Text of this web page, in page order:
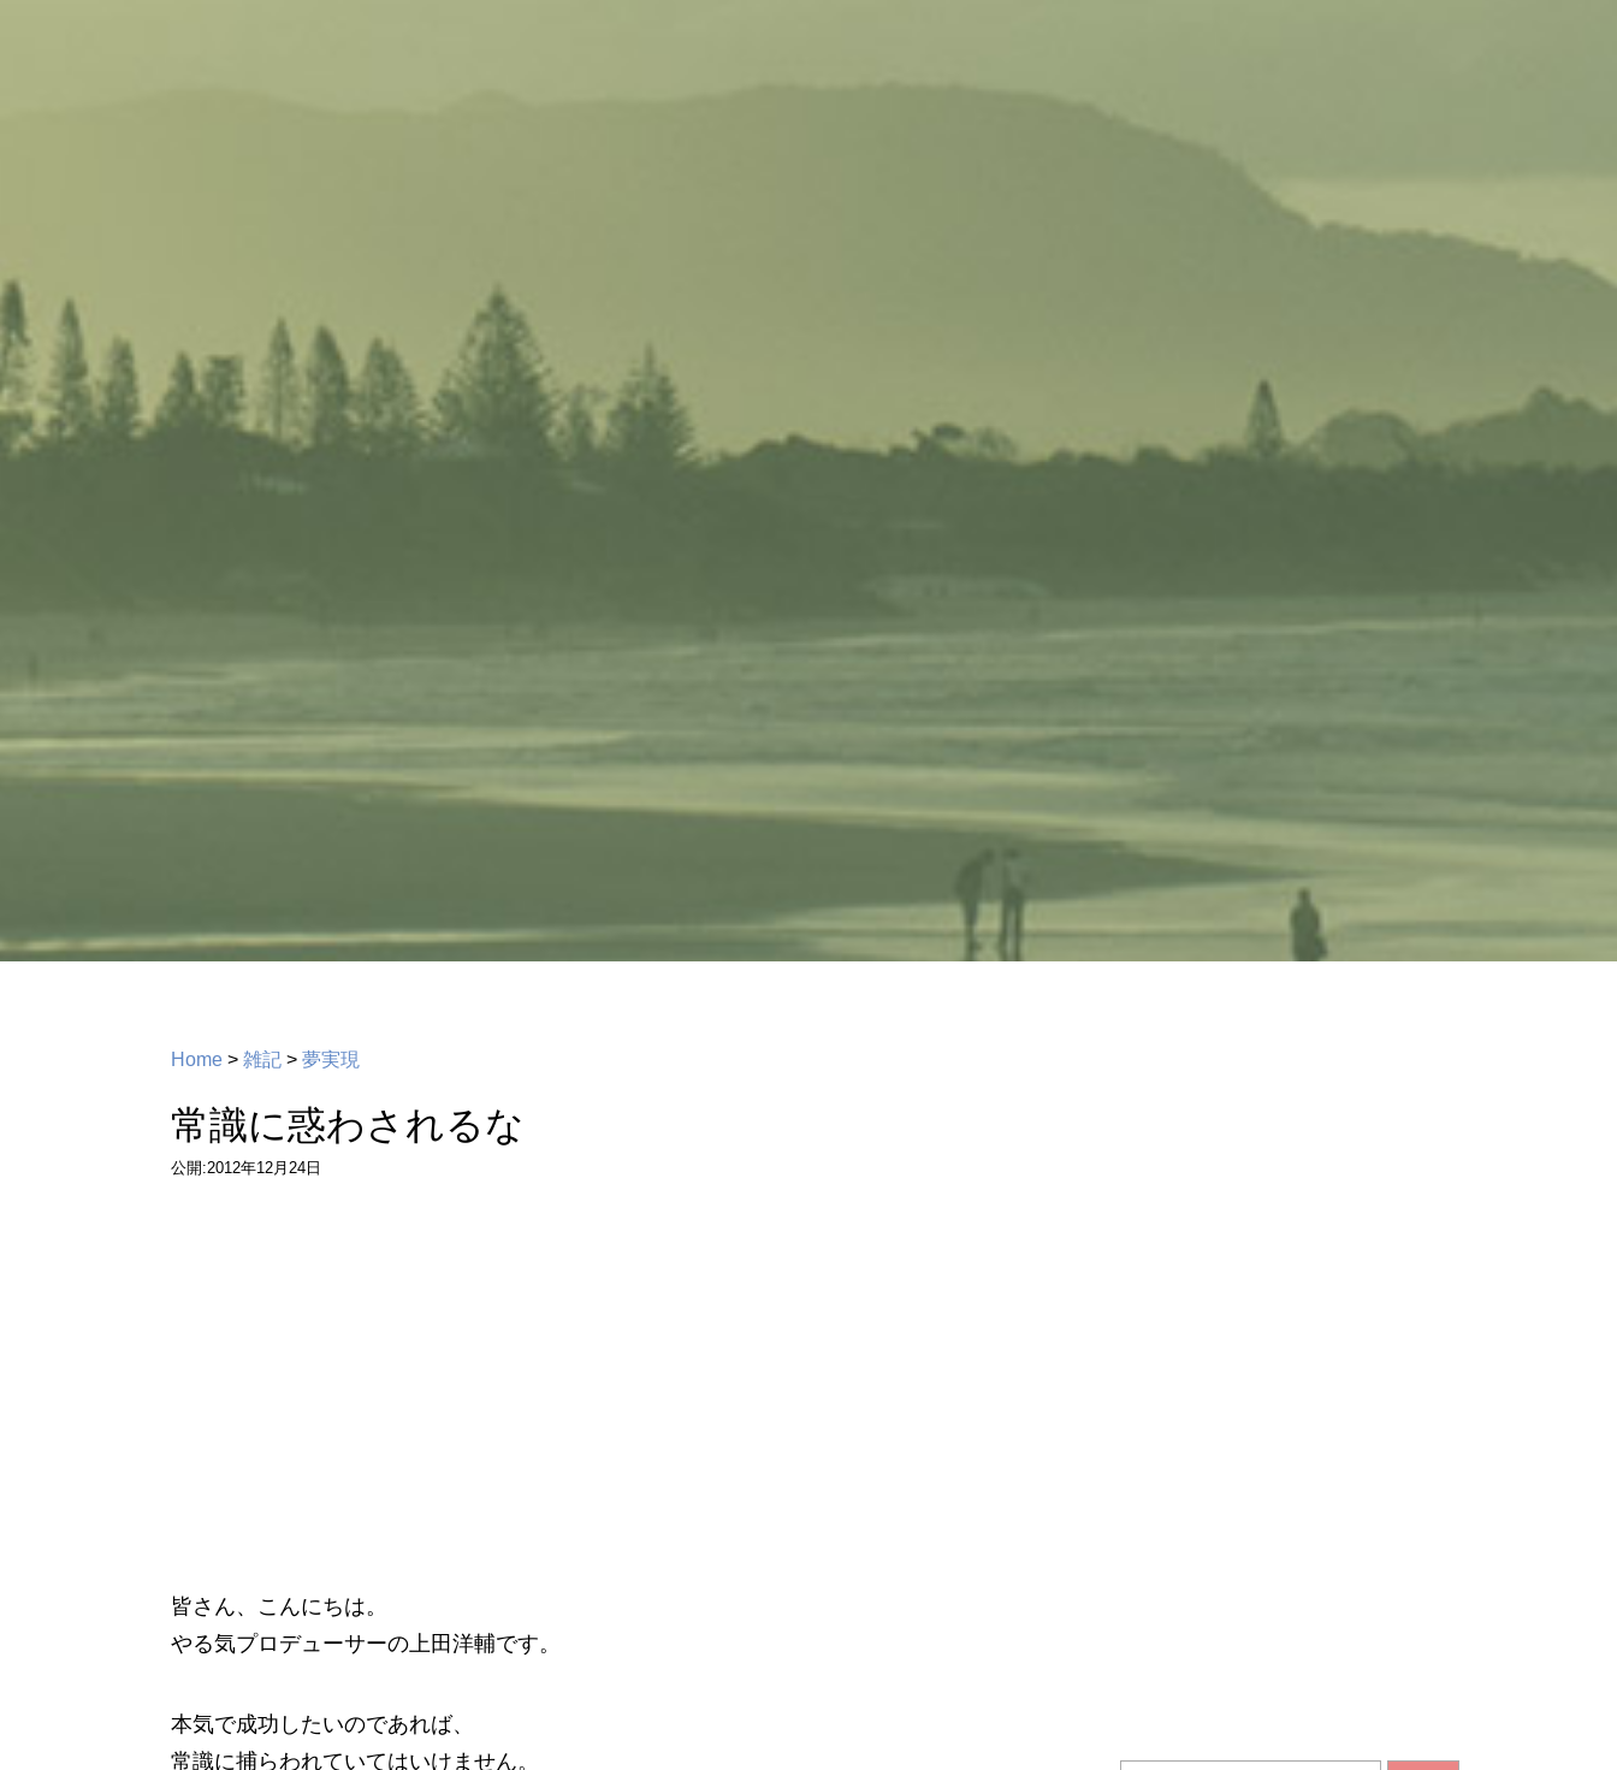
Home > 雑記 > 夢実現
常識に惑わされるな
公開:2012年12月24日
皆さん、こんにちは。
やる気プロデューサーの上田洋輔です。
本気で成功したいのであれば、
常識に捕らわれていてはいけません。